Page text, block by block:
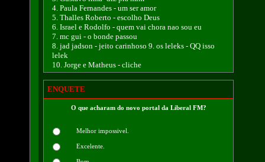
4. Paula Fernandes - um ser amor
5. Thalles Roberto - escolho Deus
6. Israel e Rodolfo - quem vai chora nao sou eu
7. mc gui - o bonde passou
8. jad jadson - jeito carinhoso 9. os leleks - QQ isso
lelek
10. Jorge e Matheus - cliche
ENQUETE
O que acharam do novo portal da Liberal FM?
Melhor impossivel.
Excelente.